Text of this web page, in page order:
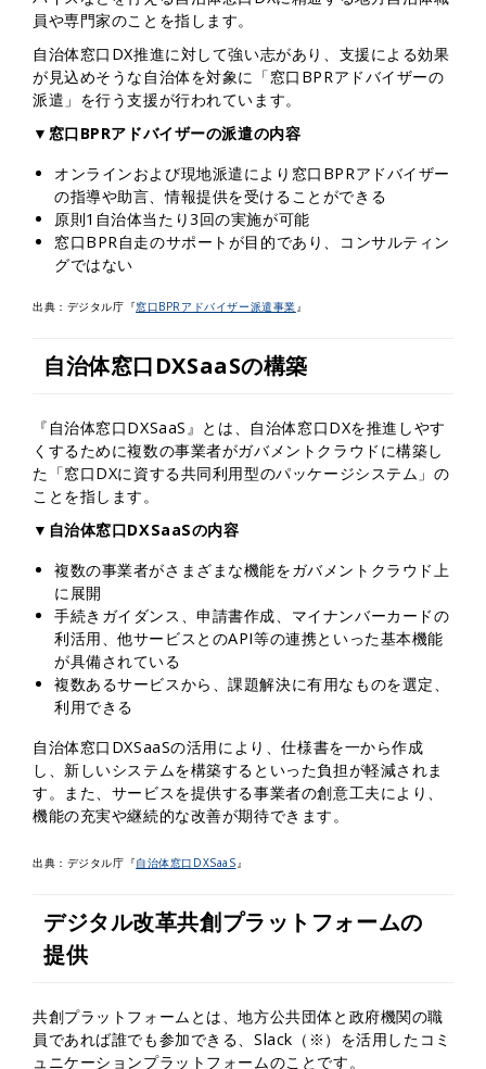
員や専門家のことを指します。
自治体窓口DX推進に対して強い志があり、支援による効果
が見込めそうな自治体を対象に「窓口BPRアドバイザーの
派遣」を行う支援が行われています。
▼窓口BPRアドバイザーの派遣の内容
オンラインおよび現地派遣により窓口BPRアドバイザー
の指導や助言、情報提供を受けることができる
原則1自治体当たり3回の実施が可能
窓口BPR自走のサポートが目的であり、コンサルティン
グではない
出典：デジタル庁『窓口BPRアドバイザー派遣事業 』
自治体窓口DXSaaSの構築
『自治体窓口DXSaaS』とは、自治体窓口DXを推進しやす
くするために複数の事業者がガバメントクラウドに構築し
た「窓口DXに資する共同利用型のパッケージシステム」の
ことを指します。
▼自治体窓口DXSaaSの内容
複数の事業者がさまざまな機能をガバメントクラウド上
に展開
手続きガイダンス、申請書作成、マイナンバーカードの
利活用、他サービスとのAPI等の連携といった基本機能
が具備されている
複数あるサービスから、課題解決に有用なものを選定、
利用できる
自治体窓口DXSaaSの活用により、仕様書を一から作成
し、新しいシステムを構築するといった負担が軽減されま
す。また、サービスを提供する事業者の創意工夫により、
機能の充実や継続的な改善が期待できます。
出典：デジタル庁『自治体窓口DXSaaS』
デジタル改革共創プラットフォームの
提供
共創プラットフォームとは、地方公共団体と政府機関の職
員であれば誰でも参加できる、Slack（※）を活用したコミ
ュニケーションプラットフォームのことです。